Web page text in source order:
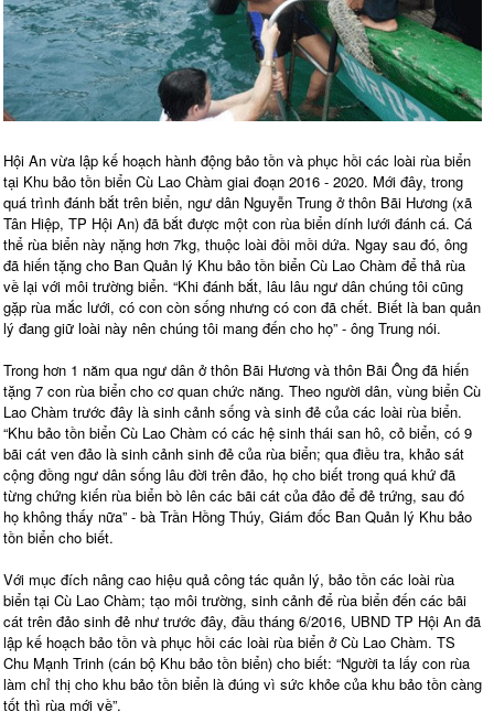
Hội An vừa lập kế hoạch hành động bảo tồn và phục hồi các loài rùa biển
tại Khu bảo tồn biển Cù Lao Chàm giai đoạn 2016 - 2020. Mới đây, trong
quá trình đánh bắt trên biển, ngư dân Nguyễn Trung ở thôn Bãi Hương (xã
Tân Hiệp, TP Hội An) đã bắt được một con rùa biển dính lưới đánh cá. Cá
thể rùa biển này nặng hơn 7kg, thuộc loài đồi mồi dứa. Ngay sau đó, ông
đã hiến tặng cho Ban Quản lý Khu bảo tồn biển Cù Lao Chàm để thả rùa
về lại với môi trường biển. “Khi đánh bắt, lâu lâu ngư dân chúng tôi cũng
gặp rùa mắc lưới, có con còn sống nhưng có con đã chết. Biết là ban quản
lý đang giữ loài này nên chúng tôi mang đến cho họ” - ông Trung nói.
Trong hơn 1 năm qua ngư dân ở thôn Bãi Hương và thôn Bãi Ông đã hiến
tặng 7 con rùa biển cho cơ quan chức năng. Theo người dân, vùng biển Cù
Lao Chàm trước đây là sinh cảnh sống và sinh đẻ của các loài rùa biển.
“Khu bảo tồn biển Cù Lao Chàm có các hệ sinh thái san hô, cỏ biển, có 9
bãi cát ven đảo là sinh cảnh sinh đẻ của rùa biển; qua điều tra, khảo sát
cộng đồng ngư dân sống lâu đời trên đảo, họ cho biết trong quá khứ đã
từng chứng kiến rùa biển bò lên các bãi cát của đảo để đẻ trứng, sau đó
họ không thấy nữa” - bà Trần Hồng Thúy, Giám đốc Ban Quản lý Khu bảo
tồn biển cho biết.
Với mục đích nâng cao hiệu quả công tác quản lý, bảo tồn các loài rùa
biển tại Cù Lao Chàm; tạo môi trường, sinh cảnh để rùa biển đến các bãi
cát trên đảo sinh đẻ như trước đây, đầu tháng 6/2016, UBND TP Hội An đã
lập kế hoạch bảo tồn và phục hồi các loài rùa biển ở Cù Lao Chàm. TS
Chu Mạnh Trinh (cán bộ Khu bảo tồn biển) cho biết: “Người ta lấy con rùa
làm chỉ thị cho khu bảo tồn biển là đúng vì sức khỏe của khu bảo tồn càng
tốt thì rùa mới về”.